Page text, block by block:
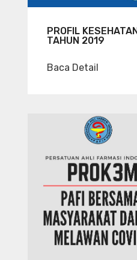
PROFIL
TAHUN 2019
Baca Detail